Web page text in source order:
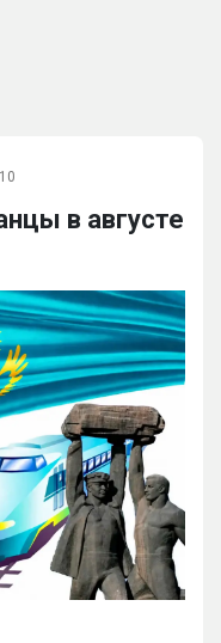
в августе